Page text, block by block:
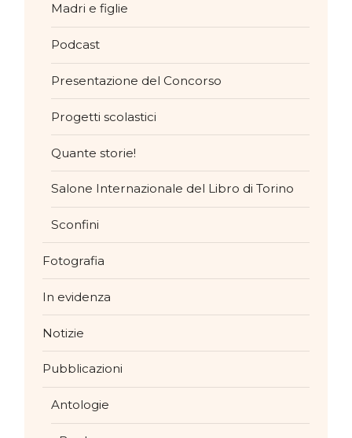
Madri e figlie
Podcast
Presentazione del Concorso
Progetti scolastici
Quante storie!
Salone Internazionale del Libro di Torino
Sconfini
Fotografia
In evidenza
Notizie
Pubblicazioni
Antologie